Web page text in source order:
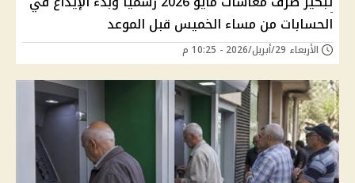
الحسابات من مساء الخميس قبل الموعد
الأربعاء 29/أبريل/2026 - 10:25 م